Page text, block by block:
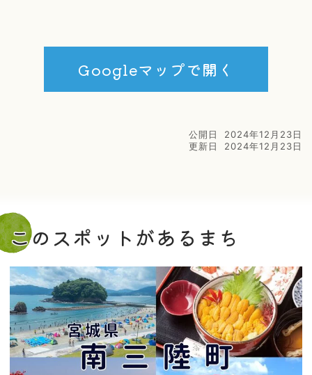
Googleマップで開く
公開日
2024年12月23日
更新日
2024年12月23日
このスポットがあるまち